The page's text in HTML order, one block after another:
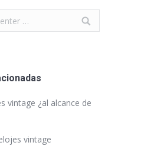
vintage ¿al alcance de
vintage